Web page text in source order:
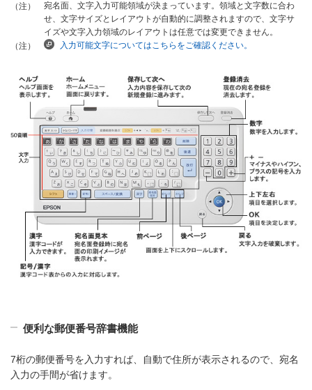
（注）
宛名面、文字入力可能領域が決まっています。領域と文字数に合わ
せ、文字サイズとレイアウトが自動的に調整されますので、文字サ
イズや文字入力領域のレイアウトは任意では変更できません。
（注）
入力可能文字についてはこちらをご確認ください。
便利な郵便番号辞書機能
7桁の郵便番号を入力すれば、自動で住所が表示されるので、宛名
入力の手間が省けます。